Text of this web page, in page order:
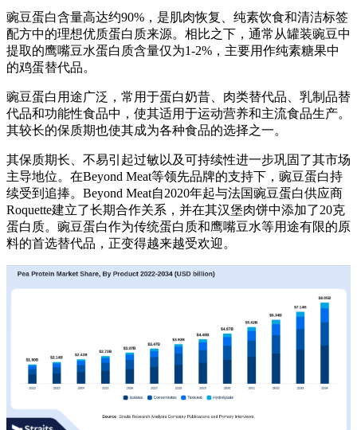
豌豆蛋白含量高达约90%，是肌肉恢复、纯素饮食和清洁标签
配方中的理想优质蛋白质来源。相比之下，通常从罐装豌豆中
提取的鹰嘴豆水蛋白质含量仅为1-2%，主要用作纯素糖果中
的鸡蛋替代品。
豌豆蛋白用途广泛，常用于蛋白奶昔、肉类替代品、乳制品替
代品和功能性食品中，使其适用于运动营养和主流食品生产。
其较长的保质期也使其成为各种食品的选择之一。
其保质期长、不易引起过敏以及可持续性进一步巩固了其市场
主导地位。在Beyond Meat等领先品牌的支持下，豌豆蛋白持
续受到追捧。Beyond Meat自2020年起与法国豌豆蛋白供应商
Roquette建立了长期合作关系，并在其汉堡肉饼中添加了20克
蛋白质。豌豆蛋白作为传统蛋白质和鹰嘴豆水等用途有限的原
料的首选替代品，正变得越来越受欢迎。